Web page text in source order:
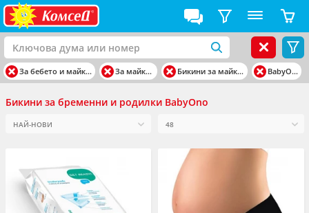
За бебето и майката За майката Бикини за майката BabyOno
Бикини за бременни и родилки BabyOno